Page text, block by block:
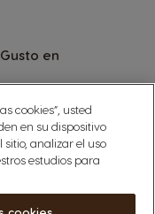
en
cookies”, usted
en su dispositivo
analizar el uso
estudios para